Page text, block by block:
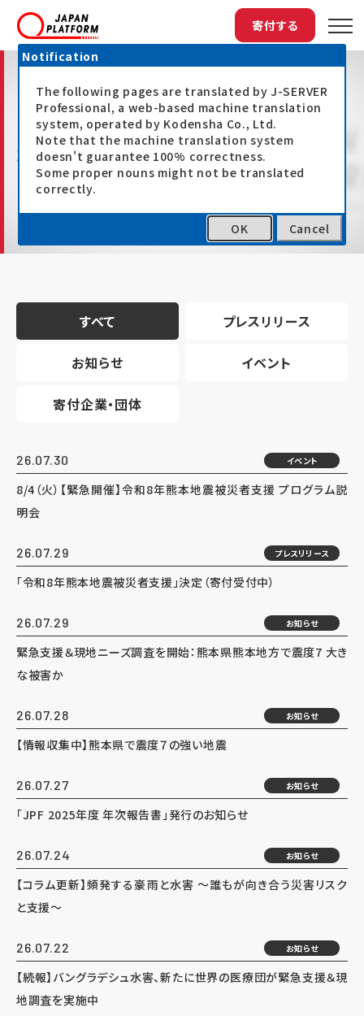
寄付する
最新情報
すべて プレスリリース
お知らせ イベント
寄付企業・団体
26.07.30 イベント
8/4（火）【緊急開催】令和8年熊本地震被災者支援 プログラム説
明会
26.07.29 プレスリリース
「令和8年熊本地震被災者支援」決定（寄付受付中）
26.07.29 お知らせ
緊急支援＆現地ニーズ調査を開始：熊本県熊本地方で震度7 大き
な被害か
26.07.28 お知らせ
【情報収集中】熊本県で震度７の強い地震
26.07.27 お知らせ
「JPF 2025年度 年次報告書」発行のお知らせ
26.07.24 お知らせ
【コラム更新】頻発する豪雨と水害 ～誰もが向き合う災害リスク
と支援～
26.07.22 お知らせ
【続報】バングラデシュ水害、新たに世界の医療団が緊急支援＆現
地調査を実施中
Notification
The following pages are translated by J-SERVER
Professional, a web-based machine translation
system, operated by Kodensha Co., Ltd.
Note that the machine translation system
doesn't guarantee 100% correctness.
Some proper nouns might not be translated
correctly.
OK Cancel